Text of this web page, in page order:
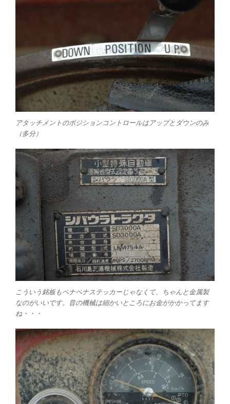
アタッチメントのポジションコントロールはアップとダウンのみ
（多分）
こういう銘板もペナペナステッカーじゃなくて、ちゃんと金属製
なのがいいです。昔の機械は細かいところにお金がかかってます
ね・・・